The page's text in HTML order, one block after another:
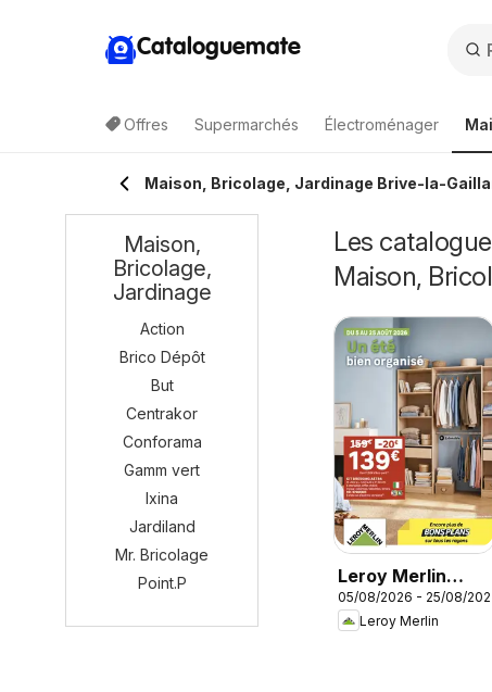
Cataloguemate
Offres Supermarchés Électroménager
Maison, Bricolage, Jardinage Brive-la-
Les
Maison,
Leroy Merlin
catalogue
05/08/2026 - 25/08/2026
Leroy Merlin
Maison,
Bricolage,
Jardinage
Action
Brico Dépôt
But
Centrakor
Conforama
Gamm vert
Ixina
Jardiland
Mr. Bricolage
Point.P